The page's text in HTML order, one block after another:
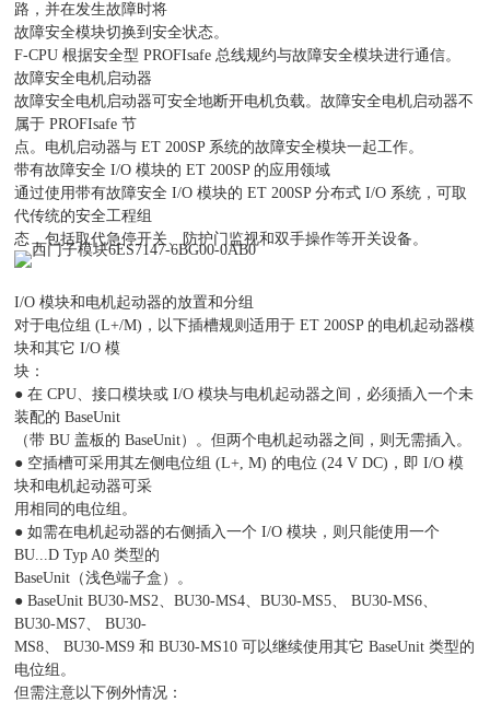
路，并在发生故障时将
故障安全模块切换到安全状态。
F-CPU 根据安全型 PROFIsafe 总线规约与故障安全模块进行通信。
故障安全电机启动器
故障安全电机启动器可安全地断开电机负载。故障安全电机启动器不
属于 PROFIsafe 节
点。电机启动器与 ET 200SP 系统的故障安全模块一起工作。
带有故障安全 I/O 模块的 ET 200SP 的应用领域
通过使用带有故障安全 I/O 模块的 ET 200SP 分布式 I/O 系统，可取
代传统的安全工程组
态，包括取代急停开关、防护门监视和双手操作等开关设备。
I/O 模块和电机起动器的放置和分组
对于电位组 (L+/M)，以下插槽规则适用于 ET 200SP 的电机起动器模
块和其它 I/O 模
块：
● 在 CPU、接口模块或 I/O 模块与电机起动器之间，必须插入一个未
装配的 BaseUnit
（带 BU 盖板的 BaseUnit）。但两个电机起动器之间，则无需插入。
● 空插槽可采用其左侧电位组 (L+, M) 的电位 (24 V DC)，即 I/O 模
块和电机起动器可采
用相同的电位组。
● 如需在电机起动器的右侧插入一个 I/O 模块，则只能使用一个
BU...D Typ A0 类型的
BaseUnit（浅色端子盒）。
● BaseUnit BU30-MS2、BU30-MS4、BU30-MS5、 BU30-MS6、
BU30-MS7、 BU30-
MS8、 BU30-MS9 和 BU30-MS10 可以继续使用其它 BaseUnit 类型的
电位组。
但需注意以下例外情况：